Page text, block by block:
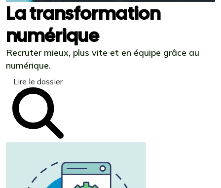
La transformation
numérique
Recruter mieux, plus vite et en équipe grâce au
numérique.
Lire le dossier